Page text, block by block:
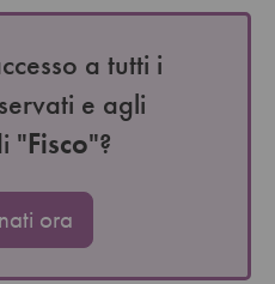
a tutti i
e agli
"Fisco"?
ora